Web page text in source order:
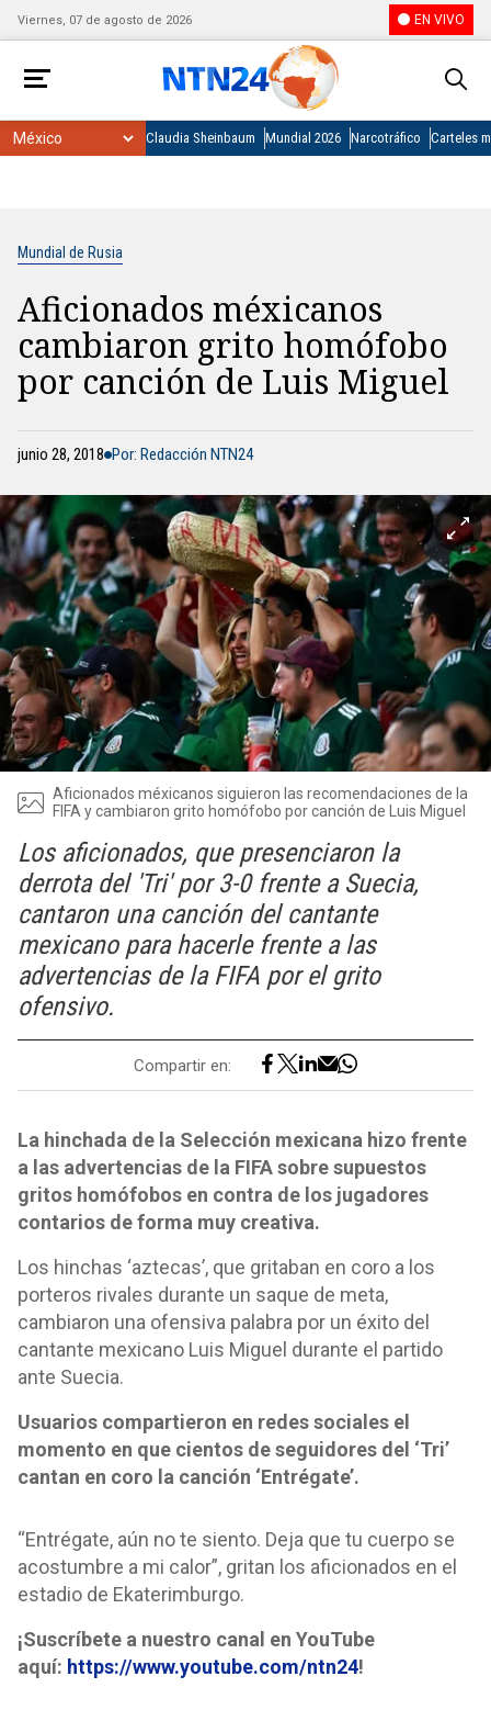
Viernes, 07 de agosto de 2026 EN VIVO
Claudia Sheinbaum Mundial 2026 Narcotráfico Carteles
Mundial de Rusia
Aficionados méxicanos
cambiaron grito homófobo
por canción de Luis Miguel
junio 28, 2018 Por: Redacción NTN24
Aficionados méxicanos siguieron las recomendaciones de la
FIFA y cambiaron grito homófobo por canción de Luis Miguel
Los aficionados, que presenciaron la
derrota del 'Tri' por 3-0 frente a Suecia,
cantaron una canción del cantante
mexicano para hacerle frente a las
advertencias de la FIFA por el grito
ofensivo.
Compartir en:
La hinchada de la Selección mexicana hizo frente
a las advertencias de la FIFA sobre supuestos
gritos homófobos en contra de los jugadores
contarios de forma muy creativa.
Los hinchas ‘aztecas’, que gritaban en coro a los
porteros rivales durante un saque de meta,
cambiaron una ofensiva palabra por un éxito del
cantante mexicano Luis Miguel durante el partido
ante Suecia.
Usuarios compartieron en redes sociales el
momento en que cientos de seguidores del ‘Tri’
cantan en coro la canción ‘Entrégate’.
“Entrégate, aún no te siento. Deja que tu cuerpo se
acostumbre a mi calor”, gritan los aficionados en el
estadio de Ekaterimburgo.
¡Suscríbete a nuestro canal en YouTube
aquí: https://www.youtube.com/ntn24!